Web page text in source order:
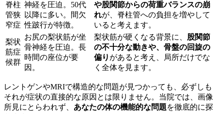
脊柱
管狭
窄症
神経を圧迫。50代
以降に多い。間欠
性跛行が特徴。
や股関節からの荷重バランスの崩
れが、脊柱管への負担を増やして
いると考えます。
梨状
筋症
候群
お尻の梨状筋が坐
骨神経を圧迫。長
時間の座位が要
因。
梨状筋が硬くなる背景に、 股関節
の不十分な動きや、骨盤の回旋の
偏り があると考え、局所だけでな
く全体を見ます。
レントゲンやMRIで構造的な問題が見つかっても、必ずしも
それが症状の直接的な原因とは限りません。当院では、画像
所見にとらわれず、 あなたの体の機能的な問題を徹底的に探